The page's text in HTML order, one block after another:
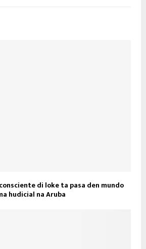
di loke ta pasa den mundo
hudicial na Aruba